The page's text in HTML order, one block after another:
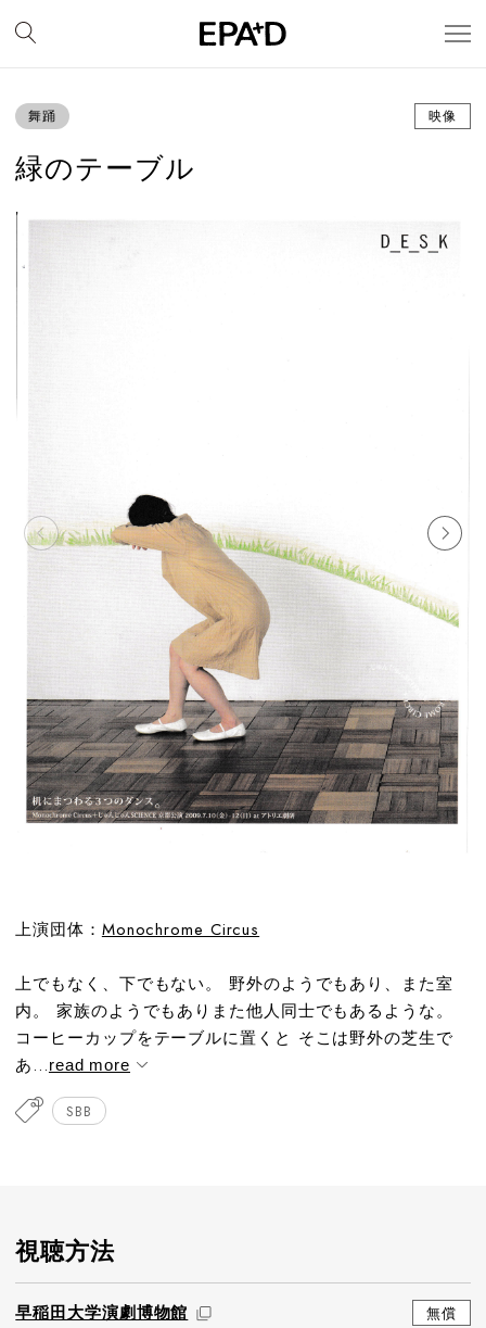
舞踊 映像
緑のテーブル
上演団体： Monochrome Circus
上でもなく、下でもない。 野外のようでもあり、また室
内。 家族のようでもありまた他人同士でもあるような。
コーヒーカップをテーブルに置くと そこは野外の芝生で
あ...read more
SBB
視聴方法
早稲田大学演劇博物館
無償